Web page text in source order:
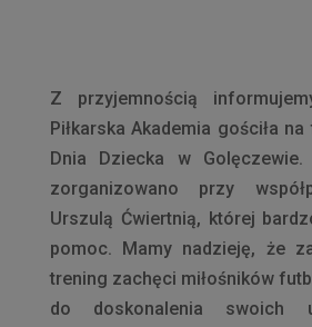
Z przyjemnością
Piłkarska Akademia gościła
Dnia Dziecka w
zorganizowano przy
Urszulą Ćwiertnią, której
pomoc. Mamy nadzieję, że
trening zachęci miłośników
do doskonalenia swoich